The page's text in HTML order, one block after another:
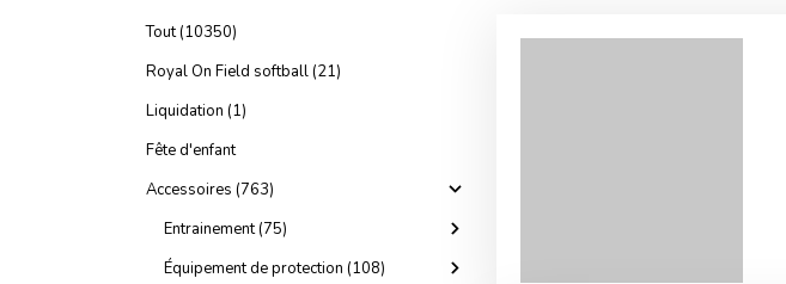
Tout (10350)
Royal On Field softball (21)
Liquidation (1)
Fête d'enfant
Accessoires (763)
Entrainement (75)
Équipement de protection (108)